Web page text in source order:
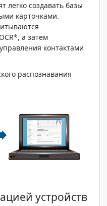
создавать базы
карточками.
а затем
контактами
распознавания
устройств